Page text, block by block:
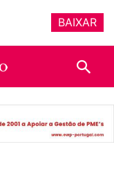
BAIXAR